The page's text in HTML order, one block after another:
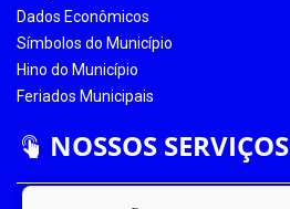
Dados Econômicos
Símbolos do Município
Hino do Município
Feriados Municipais
NOSSOS SERVIÇOS